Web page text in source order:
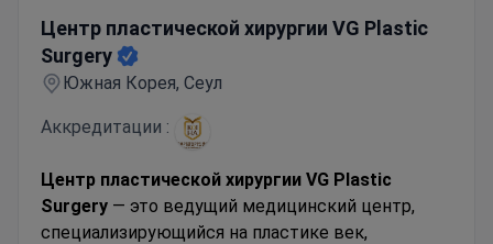
Центр пластической хирургии VG Plastic
Surgery
Южная Корея, Сеул
Аккредитации :
Центр пластической хирургии VG Plastic
Surgery — это ведущий медицинский центр,
специализирующийся на пластике век,